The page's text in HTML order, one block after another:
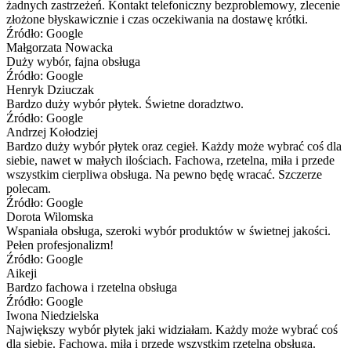
żadnych zastrzeżeń. Kontakt telefoniczny bezproblemowy, zlecenie
złożone błyskawicznie i czas oczekiwania na dostawę krótki.
Źródło: Google
Małgorzata Nowacka
Duży wybór, fajna obsługa
Źródło: Google
Henryk Dziuczak
Bardzo duży wybór płytek. Świetne doradztwo.
Źródło: Google
Andrzej Kołodziej
Bardzo duży wybór płytek oraz cegieł. Każdy może wybrać coś dla
siebie, nawet w małych ilościach. Fachowa, rzetelna, miła i przede
wszystkim cierpliwa obsługa. Na pewno będę wracać. Szczerze
polecam.
Źródło: Google
Dorota Wilomska
Wspaniała obsługa, szeroki wybór produktów w świetnej jakości.
Pełen profesjonalizm!
Źródło: Google
Aikeji
Bardzo fachowa i rzetelna obsługa
Źródło: Google
Iwona Niedzielska
Największy wybór płytek jaki widziałam. Każdy może wybrać coś
dla siebie. Fachowa, miła i przede wszystkim rzetelna obsługa.